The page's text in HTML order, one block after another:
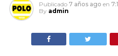
Publicado 7 años ago en
By admin